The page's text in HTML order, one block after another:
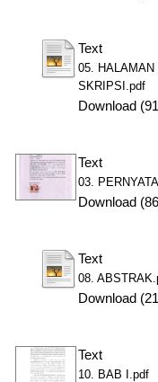
Text
05. HALAMAN
SKRIPSI.pdf
Download
Text
03.
Download
Text
08.
Download
Text
10. BAB I.pdf